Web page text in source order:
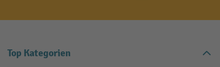
Top Kategorien